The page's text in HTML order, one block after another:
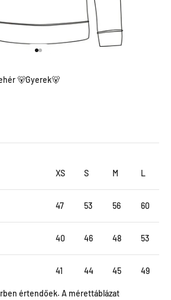
🐻Gyerek🐻
XS S M L
47 53 56 60
40 46 48 53
41 44 45 49
értendőek. A mérettáblázat